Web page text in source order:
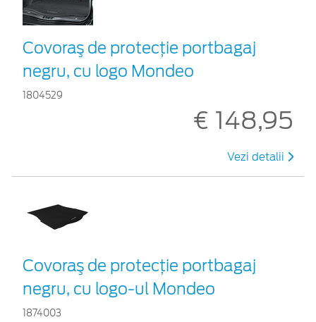
Covoraş de protecţie portbagaj
negru, cu logo Mondeo
1804529
€ 148,95
Vezi detalii
Covoraş de protecţie portbagaj
negru, cu logo-ul Mondeo
1874003